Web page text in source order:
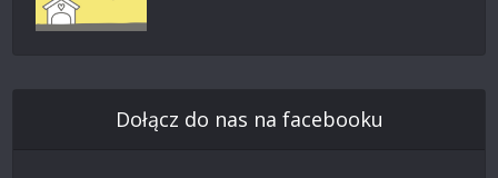
Dołącz do nas na facebooku